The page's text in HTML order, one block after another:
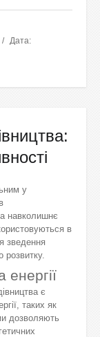
Дата:
у
навколишнє
в
зведення
розвитку.
є
таких як
дозволяють